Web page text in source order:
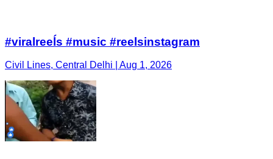
#viralreeĺs #music #reelsinstagram
Civil Lines, Central Delhi | Aug 1, 2026